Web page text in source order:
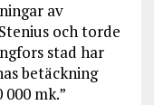
av
och torde
stad har
betäckning
mk.”